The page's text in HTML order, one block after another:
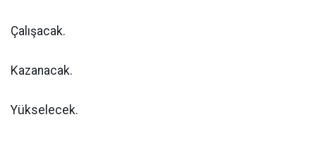
Çalışacak.
Kazanacak.
Yükselecek.